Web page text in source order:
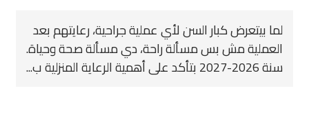
لما بيتعرض كبار السن لأي عملية جراحية، رعايتهم بعد
العملية مش بس مسألة راحة، دي مسألة صحة وحياة.
سنة 2026-2027 بتأكد على أهمية الرعاية المنزلية ب...